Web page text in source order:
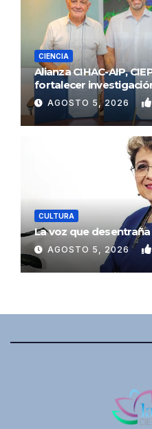
CIENCIA
Alianza CIHAC-AIP,
fortalecer
AGOSTO 5, 2026
CULTURA
La voz que
AGOSTO 5, 2026